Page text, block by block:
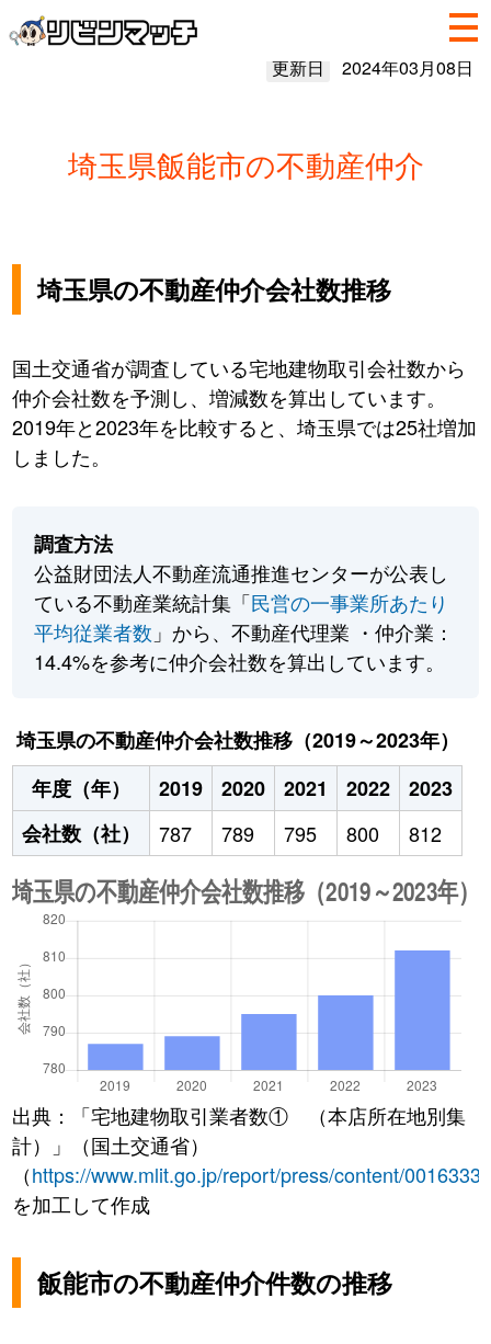
更新日 2024年03月08日
埼玉県飯能市の不動産仲介
埼玉県の不動産仲介会社数推移
国土交通省が調査している宅地建物取引会社数から
仲介会社数を予測し、増減数を算出しています。
2019年と2023年を比較すると、埼玉県では25社増加
しました。
調査方法
公益財団法人不動産流通推進センターが公表し
ている不動産業統計集「民営の一事業所あたり
平均従業者数 」から、不動産代理業 ・仲介業：
14.4%を参考に仲介会社数を算出しています。
埼玉県の不動産仲介会社数推移（2019～2023年）
年度（年）
2019 2020 2021 2022
2023
会社数（社）
787 789 795 800 812
出典：「宅地建物取引業者数① （本店所在地別集
計）」（国土交通省）
（https://www.mlit.go.jp/report/press/content/
を加工して作成
飯能市の不動産仲介件数の推移